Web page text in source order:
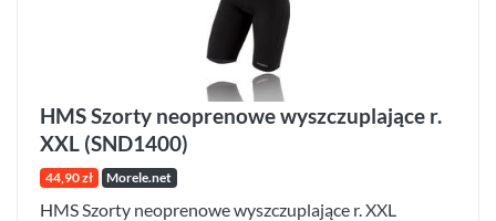
HMS Szorty neoprenowe wyszczuplające r.
XXL (SND1400)
44,90 zł Morele.net
HMS Szorty neoprenowe wyszczuplające r. XXL